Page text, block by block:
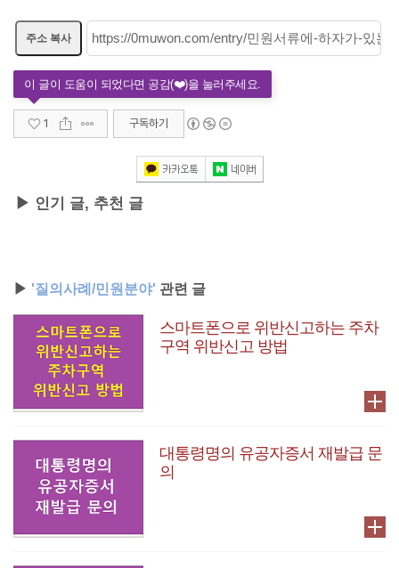
주소 복사
1 구독하기
▶ 인기 글, 추천 글
▶ '질의사례/민원분야' 관련 글
스마트폰으로 위반신고하는 주차
구역 위반신고 방법
대통령명의 유공자증서 재발급 문
의